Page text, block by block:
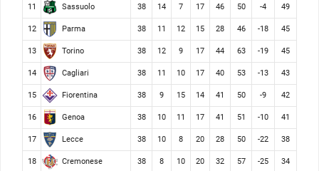
11 Sassuolo 38 14 7 17 46 50 -4 49
12 Parma 38 11 12 15 28 46 -18 45
13 Torino 38 12 9 17 44 63 -19 45
14 Cagliari 38 11 10 17 40 53 -13 43
15 Fiorentina 38 9 15 14 41 50 -9 42
16 Genoa 38 10 11 17 41 51 -10 41
17 Lecce 38 10 8 20 28 50 -22 38
18 Cremonese 38 8 10 20 32 57 -25 34